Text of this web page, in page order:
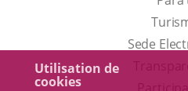
Utilisation de
cookies
Sede